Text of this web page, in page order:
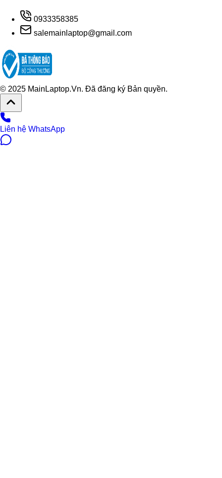
0933358385
salemainlaptop@gmail.com
© 2025 MainLaptop.Vn. Đã đăng ký Bản quyền.
Liên hệ WhatsApp